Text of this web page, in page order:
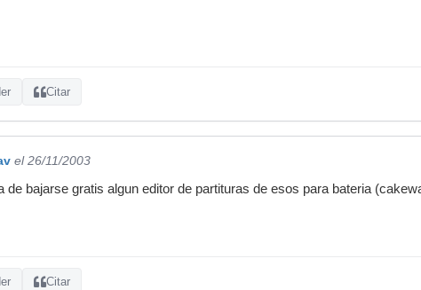
Citar
el 26/11/2003
de bajarse gratis algun editor de partituras de esos para bateria
Citar